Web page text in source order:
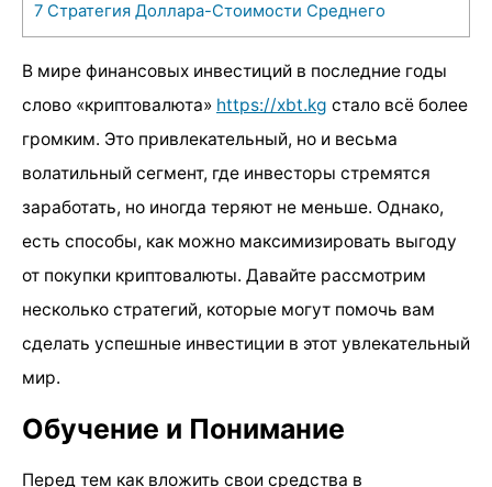
7 Стратегия Доллара-Стоимости Среднего
В мире финансовых инвестиций в последние годы
слово «криптовалюта» https://xbt.kg стало всё более
громким. Это привлекательный, но и весьма
волатильный сегмент, где инвесторы стремятся
заработать, но иногда теряют не меньше. Однако,
есть способы, как можно максимизировать выгоду
от покупки криптовалюты. Давайте рассмотрим
несколько стратегий, которые могут помочь вам
сделать успешные инвестиции в этот увлекательный
мир.
Обучение и Понимание
Перед тем как вложить свои средства в